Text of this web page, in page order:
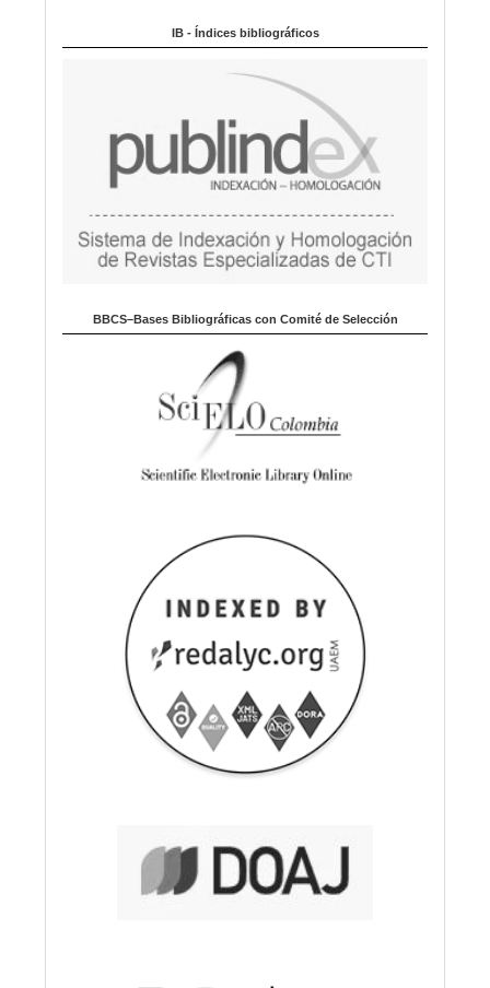
m
IB - Índices bibliográficos
BBCS–Bases Bibliográficas con Comité de Selección